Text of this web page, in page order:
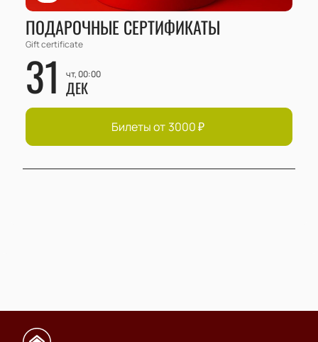
ПОДАРОЧНЫЕ СЕРТИФИКАТЫ
Gift certificate
31 чт, 00:00
ДЕК
Билеты от 3000₽